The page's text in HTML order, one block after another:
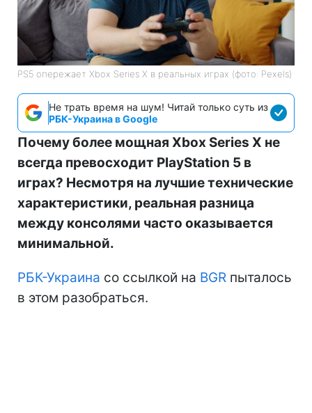
PS5 опережает Xbox Series X в реальных играх (фото: Pexels)
Не трать время на шум! Читай только суть из
РБК-Украина в Google
Почему более мощная Xbox Series X не
всегда превосходит PlayStation 5 в
играх? Несмотря на лучшие технические
характеристики, реальная разница
между консолями часто оказывается
минимальной.
РБК-Украина со ссылкой на BGR пыталось
в этом разобраться.